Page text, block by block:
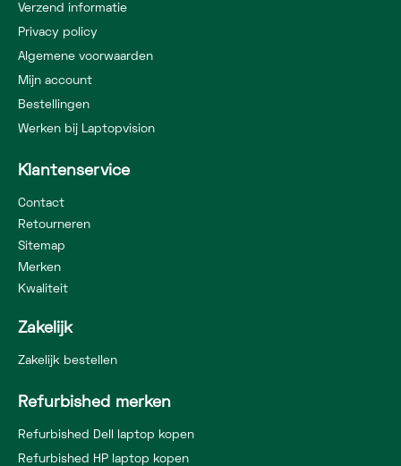
Verzend informatie
Privacy policy
Algemene voorwaarden
Mijn account
Bestellingen
Werken bij Laptopvision
Klantenservice
Contact
Retourneren
Sitemap
Merken
Kwaliteit
Zakelijk
Zakelijk bestellen
Refurbished merken
Refurbished Dell laptop kopen
Refurbished HP laptop kopen